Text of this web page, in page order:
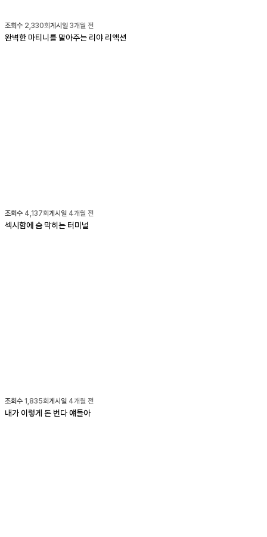
조회수 2,330회게시일 3개월 전
완벽한 마티니를 말아주는 리야 리액션
조회수 4,137회게시일 4개월 전
섹시함에 숨 막히는 터미널
조회수 1,835회게시일 4개월 전
내가 이렇게 돈 번다 얘들아